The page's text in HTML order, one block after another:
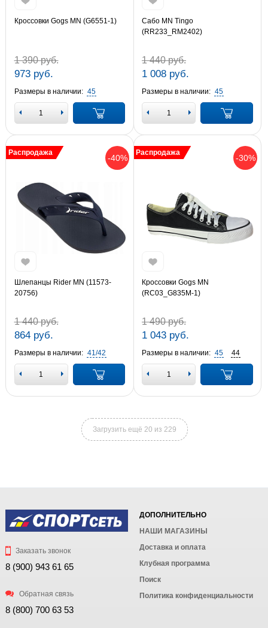
Кроссовки Gogs MN (G6551-1)
1 390 руб.
973 руб.
Размеры в наличии: 45
Сабо MN Tingo
(RR233_RM2402)
1 440 руб.
1 008 руб.
Размеры в наличии: 45
-40%
Распродажа
Шлепанцы Rider MN (11573-
20756)
1 440 руб.
864 руб.
Размеры в наличии: 41/42
-30%
Распродажа
Кроссовки Gogs MN
(RC03_G835M-1)
1 490 руб.
1 043 руб.
Размеры в наличии: 45 44
Загрузить ещё 20 из 229
Заказать звонок
8 (900) 943 61 65
Обратная связь
8 (800) 700 63 53
ДОПОЛНИТЕЛЬНО
НАШИ МАГАЗИНЫ
Доставка и оплата
Клубная программа
Поиск
Политика конфиденциальности